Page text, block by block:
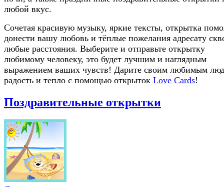
любой вкус.
Сочетая красивую музыку, яркие тексты, открытка
донести вашу любовь и тёплые пожелания адресату
любые расстояния. Выберите и отправьте открытку
любимому человеку, это будет лучшим и наглядным
выражением ваших чувств! Дарите своим любимым
радость и тепло с помощью открыток Love Cards!
Поздравительные открытки